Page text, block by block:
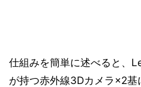
仕組みを簡単に述べると、
が持つ赤外線3Dカメラ×2